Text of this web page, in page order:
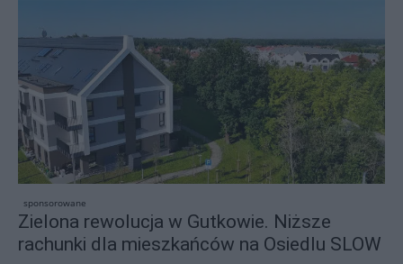
sponsorowane
Zielona rewolucja w Gutkowie. Niższe
rachunki dla mieszkańców na Osiedlu SLOW